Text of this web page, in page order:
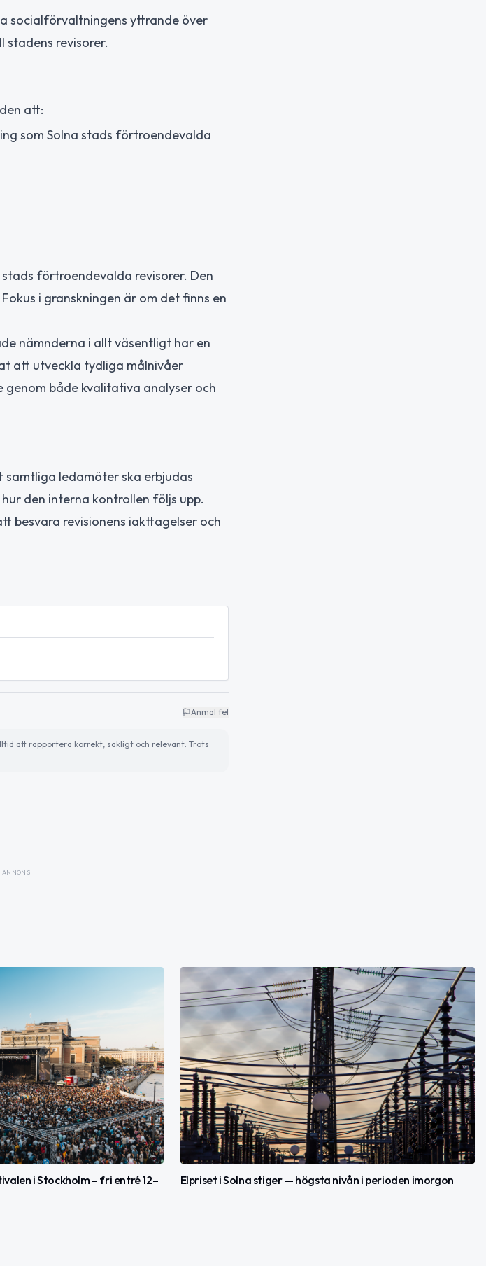
socialförvaltningens yttrande över
stadens revisorer.
att:
som Solna stads förtroendevalda
förtroendevalda revisorer. Den
i granskningen är om det finns en
nämnderna i allt väsentligt har en
att utveckla tydliga målnivåer
både kvalitativa analyser och
ledamöter ska erbjudas
den interna kontrollen följs upp.
besvara revisionens iakttagelser och
Anmäl fel
att rapportera korrekt, sakligt och relevant. Trots
ANNONS
i Stockholm – fri entré 12–
Elpriset i Solna stiger — högsta nivån i perioden imorgon